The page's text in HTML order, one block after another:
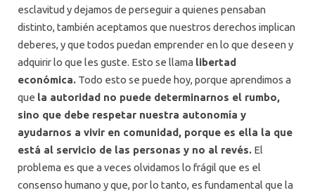
esclavitud y dejamos de perseguir a quienes pensaban
distinto, también aceptamos que nuestros derechos implican
deberes, y que todos puedan emprender en lo que deseen y
adquirir lo que les guste. Esto se llama libertad
económica. Todo esto se puede hoy, porque aprendimos a
que la autoridad no puede determinarnos el rumbo,
sino que debe respetar nuestra autonomía y
ayudarnos a vivir en comunidad, porque es ella la que
está al servicio de las personas y no al revés. El
problema es que a veces olvidamos lo frágil que es el
consenso humano y que, por lo tanto, es fundamental que la